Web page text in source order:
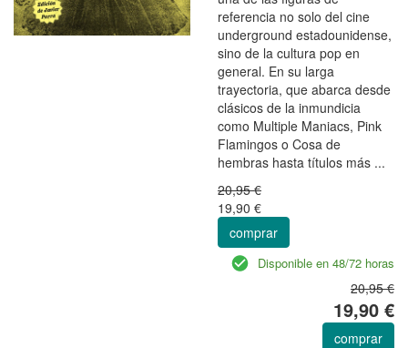
referencia no solo del cine
underground estadounidense,
sino de la cultura pop en
general. En su larga
trayectoria, que abarca desde
clásicos de la inmundicia
como Multiple Maniacs, Pink
Flamingos o Cosa de
hembras hasta títulos más ...
20,95 €
19,90 €
comprar
Disponible en 48/72 horas
20,95 €
19,90 €
comprar